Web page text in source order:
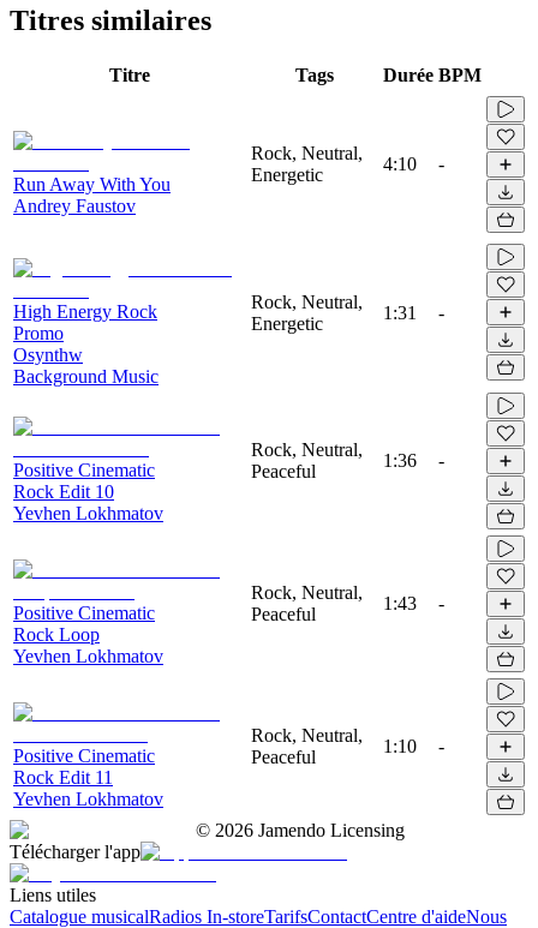
Titres similaires
Titre Tags Durée BPM
Run Away With You
Andrey Faustov
Rock, Neutral,
Energetic
4:10 -
High Energy Rock
Promo
Osynthw
Background Music
Rock, Neutral,
Energetic
1:31 -
Positive Cinematic
Rock Edit 10
Yevhen Lokhmatov
Rock, Neutral,
Peaceful
1:36 -
Positive Cinematic
Rock Loop
Yevhen Lokhmatov
Rock, Neutral,
Peaceful
1:43 -
Positive Cinematic
Rock Edit 11
Yevhen Lokhmatov
Rock, Neutral,
Peaceful
1:10 -
© 2026 Jamendo Licensing
Télécharger l'app
Liens utiles
Catalogue musicalRadios In-storeTarifsContactCentre d'aideNous